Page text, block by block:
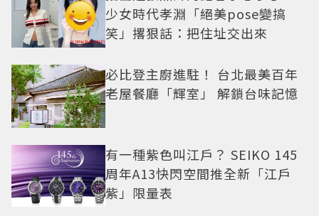
少女時代孝淵「絕美pose變搞
笑」撂狠話：把住址交出來
必比登主廚進駐！ 台北最美百年
老屋餐廳「輝室」 解鎖台味記憶
有一種紫色叫江戶？ SEIKO 145
周年A13快閃空間推全新「江戶
紫」限量表